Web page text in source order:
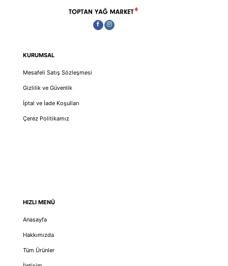
KURUMSAL
Mesafeli Satış Sözleşmesi
Gizlilik ve Güvenlik
İptal ve İade Koşulları
Çerez Politikamız
HIZLI MENÜ
Anasayfa
Hakkımızda
Tüm Ürünler